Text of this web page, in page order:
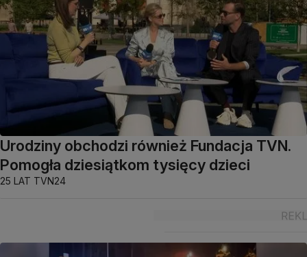
Urodziny obchodzi również Fundacja TVN.
Pomogła dziesiątkom tysięcy dzieci
25 LAT TVN24